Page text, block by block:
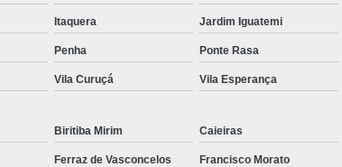
Itaquera Jardim Iguatemi
Penha Ponte Rasa
Vila Curuçá Vila Esperança
Biritiba Mirim Caieiras
Ferraz de Vasconcelos Francisco Morato